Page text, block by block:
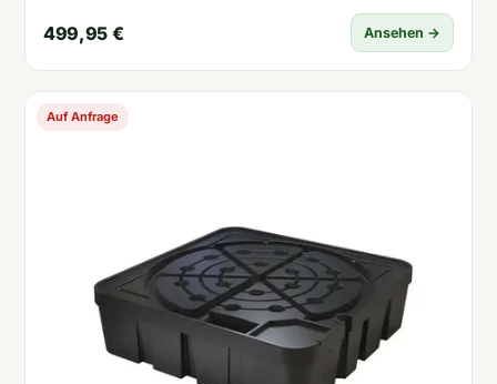
499,95 € Ansehen →
Auf Anfrage